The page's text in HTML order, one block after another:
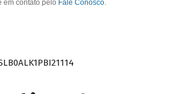
em contato pelo Fale Conosco.